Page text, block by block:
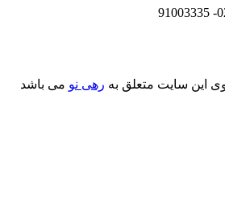
91003335
این سایت متعلق به رهی نو می باشد